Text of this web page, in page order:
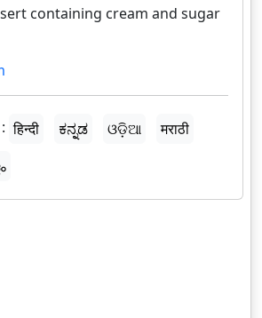
containing cream and sugar
हिन्दी ಕನ್ನಡ ଓଡ଼ିଆ
मराठी